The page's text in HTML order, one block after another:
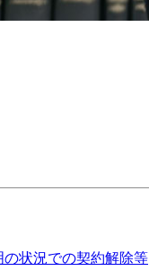
状況での契約解除等